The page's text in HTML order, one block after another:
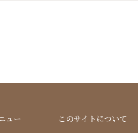
ュー このサイトについて